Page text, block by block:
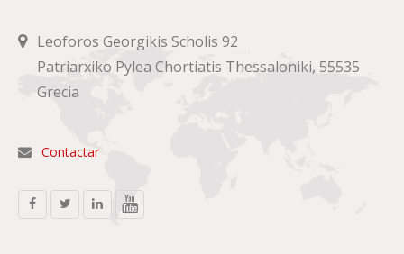
Leoforos Georgikis Scholis 92
Patriarxiko Pylea Chortiatis Thessaloniki, 55535
Grecia
Contactar